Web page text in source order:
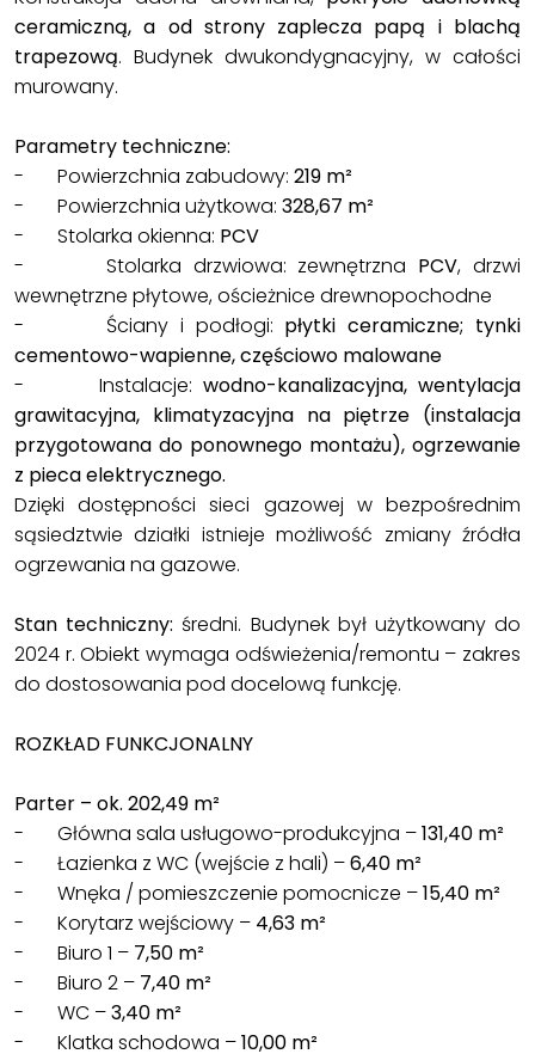
ceramiczną, a od strony zaplecza papą i blachą
trapezową. Budynek dwukondygnacyjny, w całości
murowany.
Parametry techniczne:
- Powierzchnia zabudowy: 219 m²
- Powierzchnia użytkowa: 328,67 m²
- Stolarka okienna: PCV
- Stolarka drzwiowa: zewnętrzna PCV, drzwi
wewnętrzne płytowe, ościeżnice drewnopochodne
- Ściany i podłogi: płytki ceramiczne; tynki
cementowo-wapienne, częściowo malowane
- Instalacje: wodno-kanalizacyjna, wentylacja
grawitacyjna, klimatyzacyjna na piętrze (instalacja
przygotowana do ponownego montażu), ogrzewanie
z pieca elektrycznego.
Dzięki dostępności sieci gazowej w bezpośrednim
sąsiedztwie działki istnieje możliwość zmiany źródła
ogrzewania na gazowe.
Stan techniczny: średni. Budynek był użytkowany do
2024 r. Obiekt wymaga odświeżenia/remontu – zakres
do dostosowania pod docelową funkcję.
ROZKŁAD FUNKCJONALNY
Parter – ok. 202,49 m²
- Główna sala usługowo-produkcyjna –131,40 m²
- Łazienka z WC (wejście z hali) –6,40 m²
- Wnęka / pomieszczenie pomocnicze –15,40 m²
- Korytarz wejściowy – 4,63 m²
- Biuro 1 – 7,50 m²
- Biuro 2 – 7,40 m²
- WC –3,40 m²
- Klatka schodowa –10,00 m²